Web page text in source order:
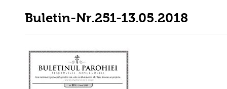
Buletin-Nr.251-13.05.2018